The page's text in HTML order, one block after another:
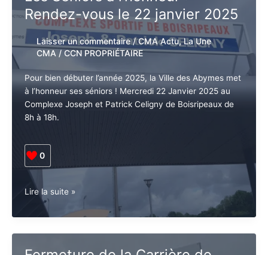
Marcus
Garvey
obtient
une
posthume
Les Seniors à l’honneur :
Rendez-vous le 22 janvier
2025
Laisser un commentaire CMA Actu
Une CMA/CCN PROPRIÉTAIRE
Pour bien débuter l’année 2025, la Ville des Abymes
met à l’honneur ses séniors ! Mercredi 22 Janvier
Boisripeaux de 8h à 18h.
0
Seniors
à